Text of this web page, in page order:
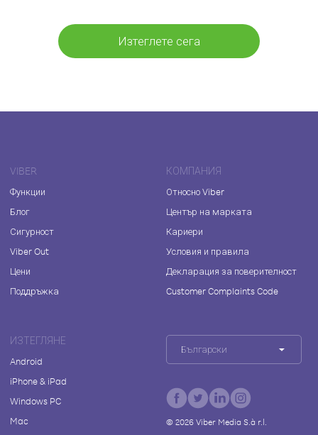
Изтеглете сега
VIBER
Функции
Блог
Сигурност
Viber Out
Цени
Поддръжка
КОМПАНИЯ
Относно Viber
Център на марката
Кариери
Условия и правила
Декларация за поверителност
Customer Complaints Code
ИЗТЕГЛЯНЕ
Android
iPhone & iPad
Windows PC
Mac
Български
© 2026Viber Media S.à r.l.